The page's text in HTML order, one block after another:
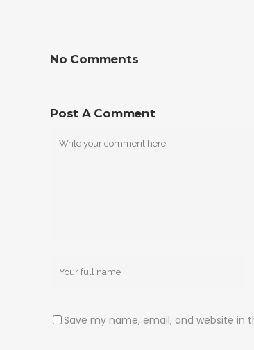
No Comments
Post A Comment
Save my name, email, and website